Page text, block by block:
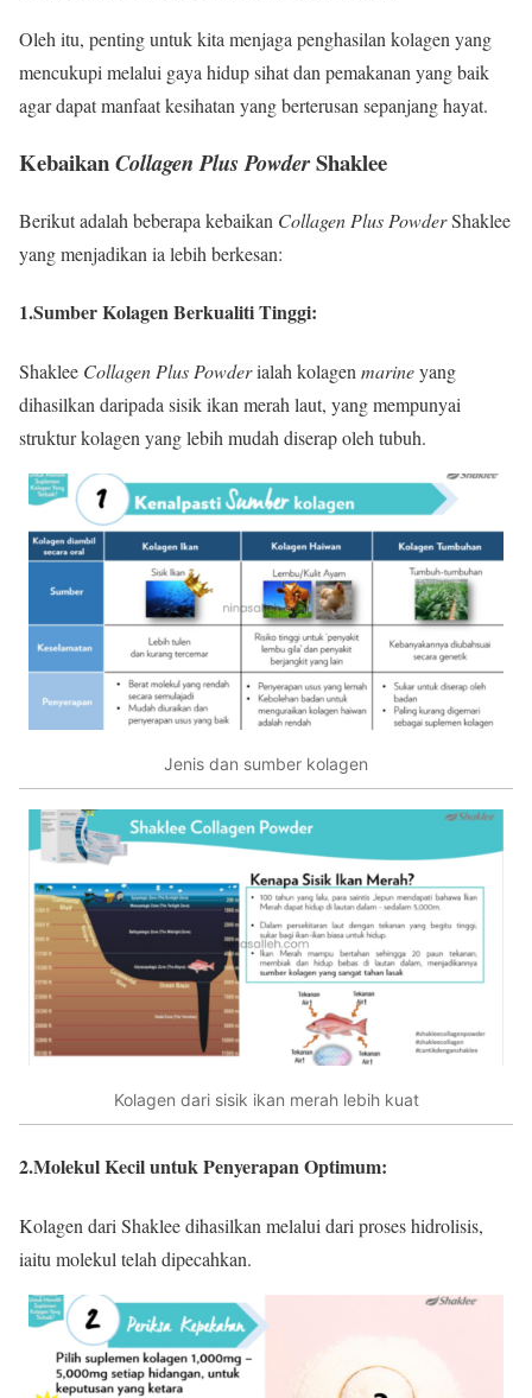
Oleh itu, penting untuk kita menjaga penghasilan kolagen yang
mencukupi melalui gaya hidup sihat dan pemakanan yang baik
agar dapat manfaat kesihatan yang berterusan sepanjang hayat.
KebaikanCollagen Plus PowderShaklee
Berikut adalah beberapa kebaikan Collagen Plus PowderShaklee
yang menjadikan ia lebih berkesan:
1.Sumber Kolagen Berkualiti Tinggi:
Shaklee Collagen Plus Powderialah kolagen marineyang
dihasilkan daripada sisik ikan merah laut, yang mempunyai
struktur kolagen yang lebih mudah diserap oleh tubuh.
Jenis dan sumber kolagen
Kolagen dari sisik ikan merah lebih kuat
2.Molekul Kecil untuk Penyerapan Optimum:
Kolagen dari Shaklee dihasilkan melalui dari proses hidrolisis,
iaitu molekul telah dipecahkan.